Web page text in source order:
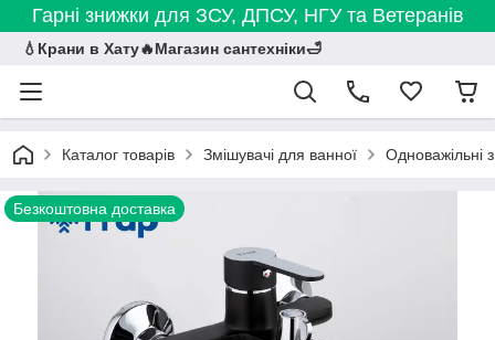
Гарні знижки для ЗСУ, ДПСУ, НГУ та Ветеранів
💧Крани в Хату🔥Магазин сантехніки🛁
Каталог товарів Змішувачі для ванної Одноважільні
Безкоштовна доставка